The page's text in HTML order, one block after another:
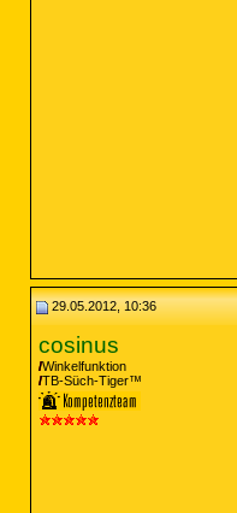
29.05.2012, 10:36
cosinus
Winkelfunktion
TB-Süch-Tiger™